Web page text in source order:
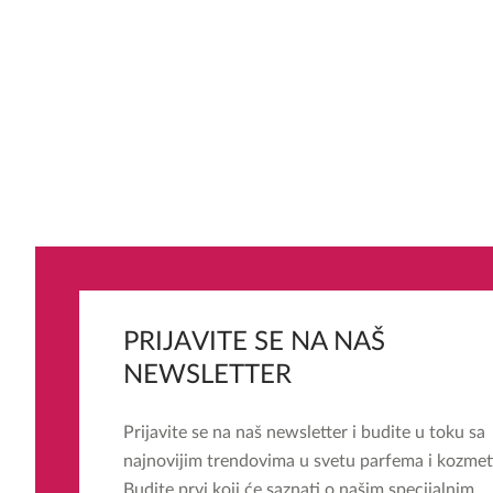
PRIJAVITE SE NA NAŠ
NEWSLETTER
Prijavite se na naš newsletter i budite u toku sa
najnovijim trendovima u svetu parfema i